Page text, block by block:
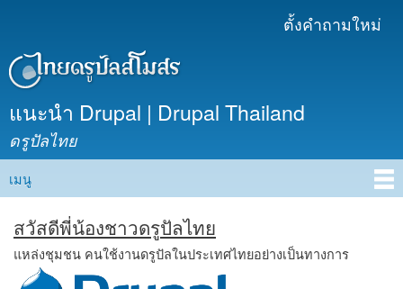
เนื้อหา
ตั้งคำถามใหม่
แนะนำ Drupal | Drupal Thailand
ดรูปัลไทย
Main menu
เมนู
สวัสดีพี่น้องชาวดรูปัลไทย
แหล่งชุมชน คนใช้งานดรูปัลในประเทศไทยอย่างเป็นทางการ